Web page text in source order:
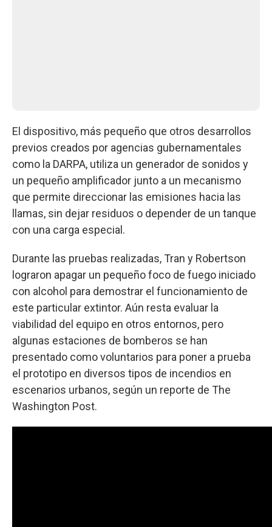
El dispositivo, más pequeño que otros desarrollos
previos creados por agencias gubernamentales
como la DARPA, utiliza un generador de sonidos y
un pequeño amplificador junto a un mecanismo
que permite direccionar las emisiones hacia las
llamas, sin dejar residuos o depender de un tanque
con una carga especial.
Durante las pruebas realizadas, Tran y Robertson
lograron apagar un pequeño foco de fuego iniciado
con alcohol para demostrar el funcionamiento de
este particular extintor. Aún resta evaluar la
viabilidad del equipo en otros entornos, pero
algunas estaciones de bomberos se han
presentado como voluntarios para poner a prueba
el prototipo en diversos tipos de incendios en
escenarios urbanos, según un reporte de The
Washington Post.